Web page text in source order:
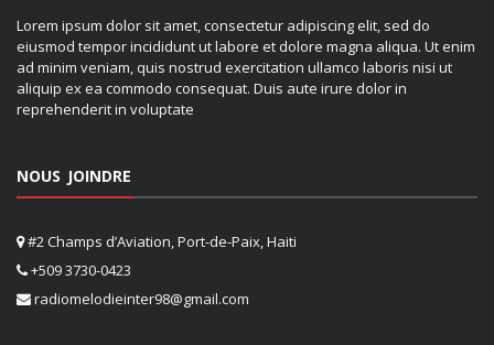
Lorem ipsum dolor sit amet, consectetur adipiscing elit, sed do
eiusmod tempor incididunt ut labore et dolore magna aliqua. Ut enim
ad minim veniam, quis nostrud exercitation ullamco laboris nisi ut
aliquip ex ea commodo consequat. Duis aute irure dolor in
reprehenderit in voluptate
NOUS JOINDRE
#2 Champs d’Aviation, Port-de-Paix, Haiti
+509 3730-0423
radiomelodieinter98@gmail.com